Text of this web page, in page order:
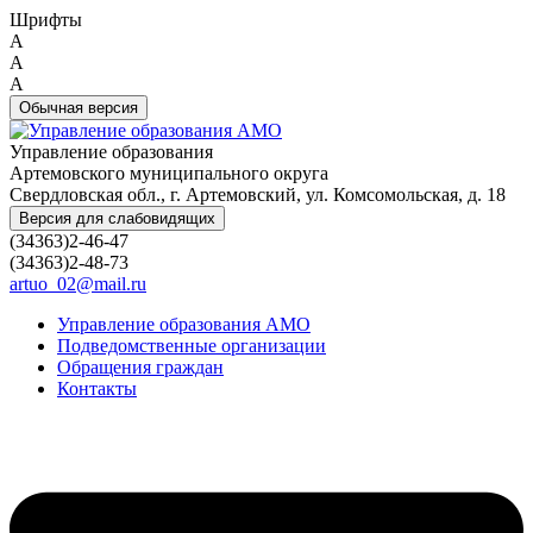
Шрифты
A
A
A
Обычная версия
Управление образования
Артемовского муниципального округа
Свердловская обл., г. Артемовский, ул. Комсомольская, д. 18
Версия для слабовидящих
(34363)2-46-47
(34363)2-48-73
artuo_02@mail.ru
Управление образования АМО
Подведомственные организации
Обращения граждан
Контакты